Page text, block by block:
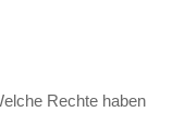
Rechte haben